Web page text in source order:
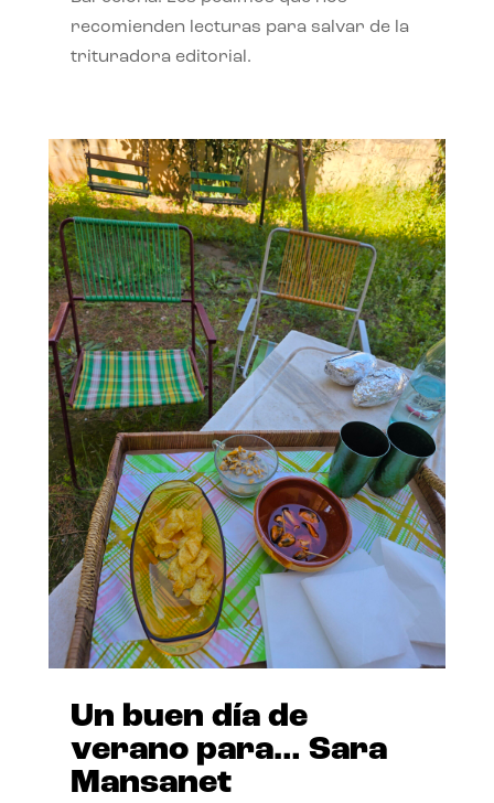
recomienden lecturas para salvar de la
trituradora editorial.
Un buen día de
verano para… Sara
Mansanet